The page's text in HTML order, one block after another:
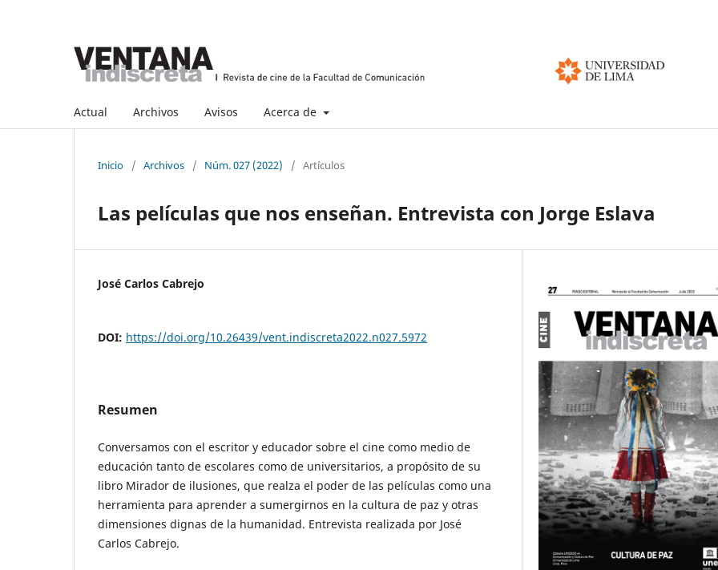
Actual Archivos Avisos Acerca de
Inicio / Archivos / Núm. 027 (2022) / Artículos
Las películas que nos enseñan. Entrevista con Jorge Eslava
José Carlos Cabrejo
DOI: https://doi.org/10.26439/vent.indiscreta2022.n027.5972
Resumen
Conversamos con el escritor y educador sobre el cine como medio de
educación tanto de escolares como de universitarios, a propósito de su
libro Mirador de ilusiones, que realza el poder de las películas como una
herramienta para aprender a sumergirnos en la cultura de paz y otras
dimensiones dignas de la humanidad. Entrevista realizada por José
Carlos Cabrejo.